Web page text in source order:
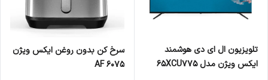
تلویزیون ال ای دی هوشمند
ایکس ویژن مدل 65XCU775
سرخ کن بدون روغن ایکس ویژن
AF 6075